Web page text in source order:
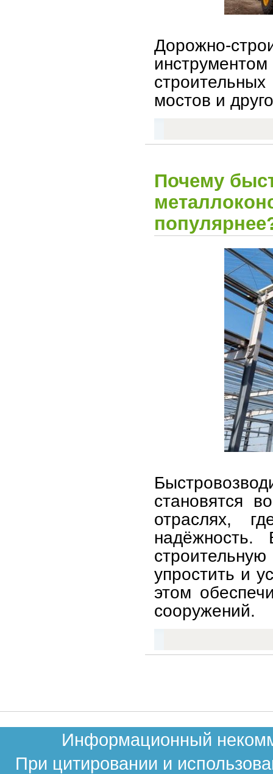
Дорожно-
мостов и
Почему
становятся
отраслях,
надёжность.
упростить и
этом
сооружений.
Информационный
При цитировании и